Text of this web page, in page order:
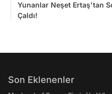
Yunanlar Neşet Ertaş'tan
Çaldı!
Son Eklenenler